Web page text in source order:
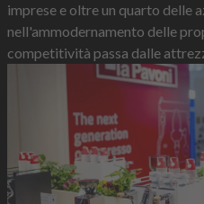
imprese e oltre un quarto delle
nell'ammodernamento delle
competitività passa dalle